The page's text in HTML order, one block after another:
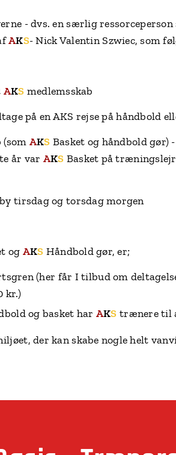
- dvs. en særlig
AKS- Nick Valentin Szwiec, som
AKS medlemsskab
på en AKS rejse på håndbold
(som AKS Basket og håndbold gør)
år var AKS Basket på
tirsdag og torsdag morgen
og AKS Håndbold gør, er;
(her får I tilbud om
kr.)
og basket har AKS trænere til
der kan skabe nogle helt